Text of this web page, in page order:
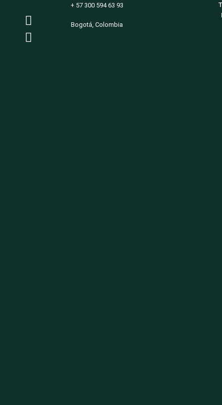
+ 57 300 594 63 93
Bogotá, Colombia